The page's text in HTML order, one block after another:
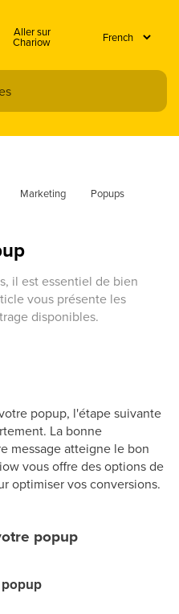
Aller sur
Chariow
Marketing
Popups
il est essentiel de bien
vous présente les
disponibles.
popup, l'étape suivante
La bonne
message atteigne le bon
vous offre des options de
optimiser vos conversions.
popup